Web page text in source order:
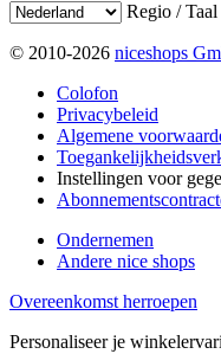
Regio /
© 2010-2026 niceshops
Colofon
Privacybeleid
Algemene
Instellingen voor
Ondernemen
Andere nice shops
Overeenkomst herroepen
Personaliseer je